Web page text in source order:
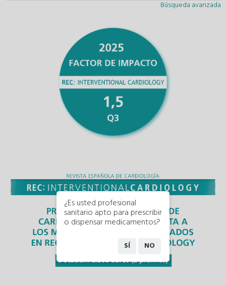
Búsqueda avanzada
¿Es usted profesional
sanitario apto para prescribir
o dispensar medicamentos?
SÍ NO